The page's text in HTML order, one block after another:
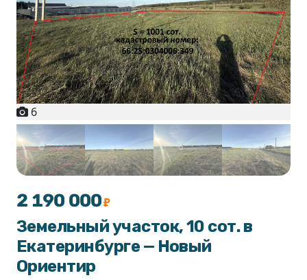
6
Земельный участок, 10 сот. в
Екатеринбурге — Новый
Ориентир
2 190 000₽